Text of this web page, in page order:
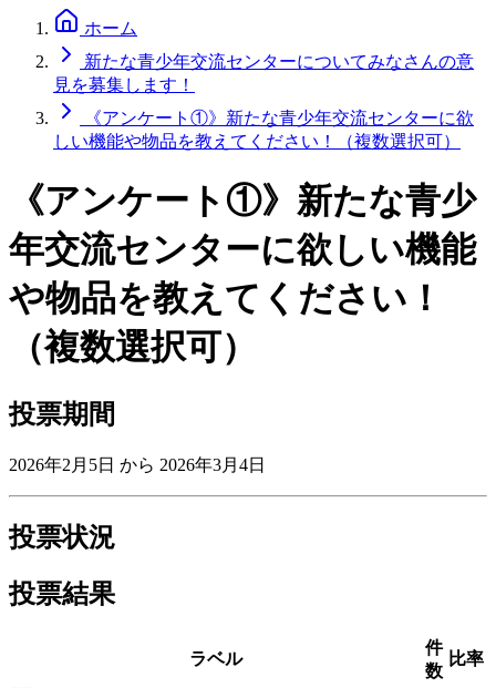
ホーム
新たな青少年交流センターについてみなさんの意
見を募集します！
《アンケート①》新たな青少年交流センターに欲
しい機能や物品を教えてください！（複数選択可）
《アンケート①》新たな青少
年交流センターに欲しい機能
や物品を教えてください！
（複数選択可）
投票期間
2026年2月5日 から 2026年3月4日
投票状況
投票結果
ラベル
件
数
比率